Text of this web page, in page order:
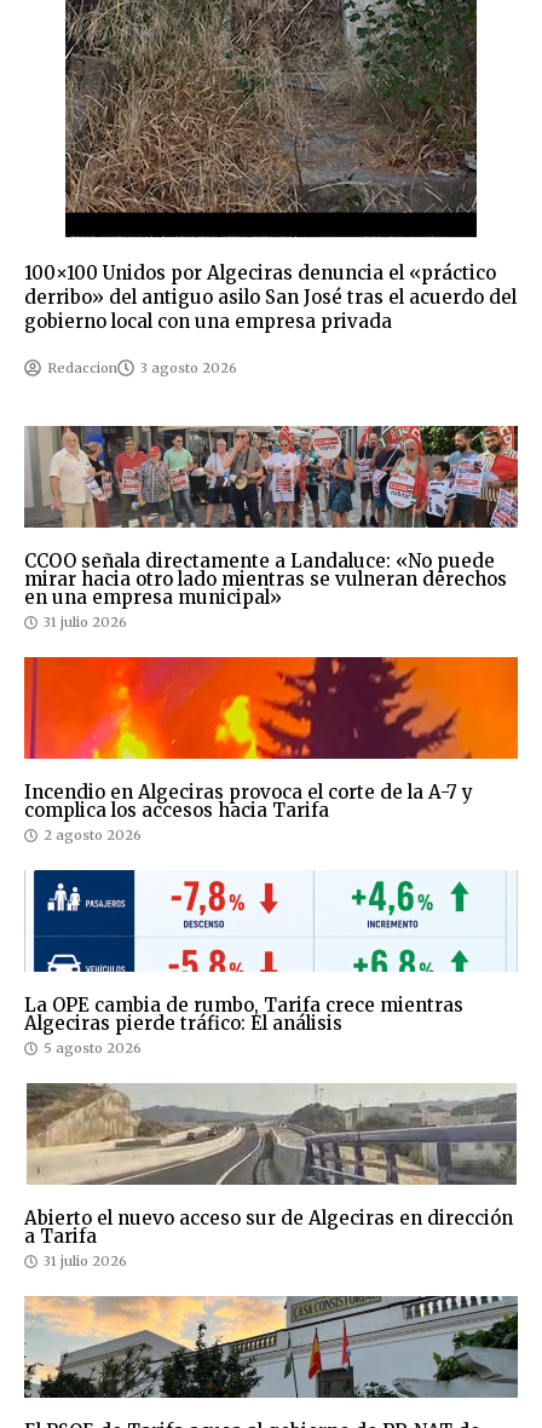
100×100 Unidos por Algeciras denuncia el «práctico
derribo» del antiguo asilo San José tras el acuerdo del
gobierno local con una empresa privada
Redaccion 3 agosto 2026
CCOO señala directamente a Landaluce: «No puede
mirar hacia otro lado mientras se vulneran derechos
en una empresa municipal»
31 julio 2026
Incendio en Algeciras provoca el corte de la A-7 y
complica los accesos hacia Tarifa
2 agosto 2026
La OPE cambia de rumbo, Tarifa crece mientras
Algeciras pierde tráfico: El análisis
5 agosto 2026
Abierto el nuevo acceso sur de Algeciras en dirección
a Tarifa
31 julio 2026